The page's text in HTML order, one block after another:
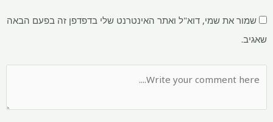
שמור את שמי, דוא"ל ואתר האינטרנט שלי בדפדפן זה בפעם הבאה
שאגיב.